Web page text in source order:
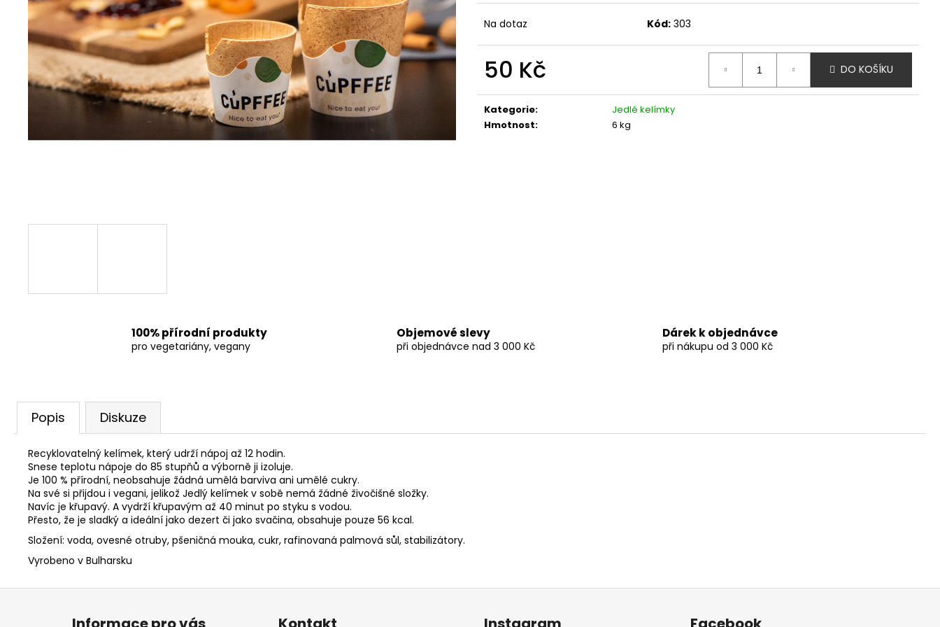
Na dotaz Kód: 303
50 Kč
cena:
DO KOŠÍKU
Kategorie:
Jedlé kelímky
Hmotnost: 6 kg
100% přírodní produkty
pro vegetariány, vegany
Objemové slevy
při objednávce nad 3 000 Kč
Dárek k objednávce
při nákupu od 3 000 Kč
Popis Diskuze
Recyklovatelný kelímek, který udrží nápoj až 12 hodin.
Snese teplotu nápoje do 85 stupňů a výborně ji izoluje.
Je 100 % přírodní, neobsahuje žádná umělá barviva ani umělé cukry.
Na své si přijdou i vegani, jelikož Jedlý kelímek v sobě nemá žádné živočišné složky.
Navíc je křupavý. A vydrží křupavým až 40 minut po styku s vodou.
Přesto, že je sladký a ideální jako dezert či jako svačina, obsahuje pouze 56 kcal.
Složení: voda, ovesné otruby, pšeničná mouka, cukr, rafinovaná palmová sůl, stabilizátory.
Vyrobeno v Bulharsku
Z